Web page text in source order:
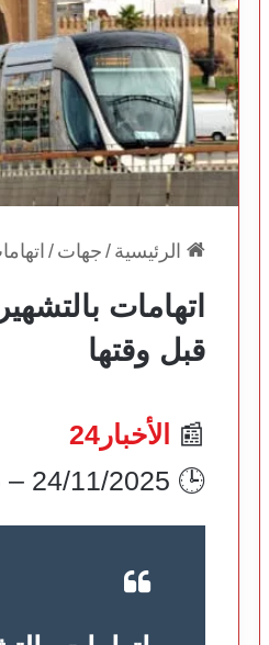
الرئيسية / جهات /
اتهامات
قبل وقتها
📰
الأخبار24
🕒 24/11/2025 – 11:46